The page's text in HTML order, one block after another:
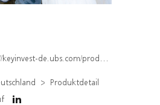
de.ubs.com/produkt/detail/index/isin/DE000WA7J9U1
Produktdetail